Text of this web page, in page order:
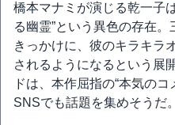
橋本マナミが演じる乾一子
る幽霊”という異色の存在
きっかけに、彼のキラキラ
されるようになるという展
ドは、本作屈指の“本気のコ
SNSでも話題を集めそうだ。